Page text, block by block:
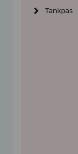
Tankpas